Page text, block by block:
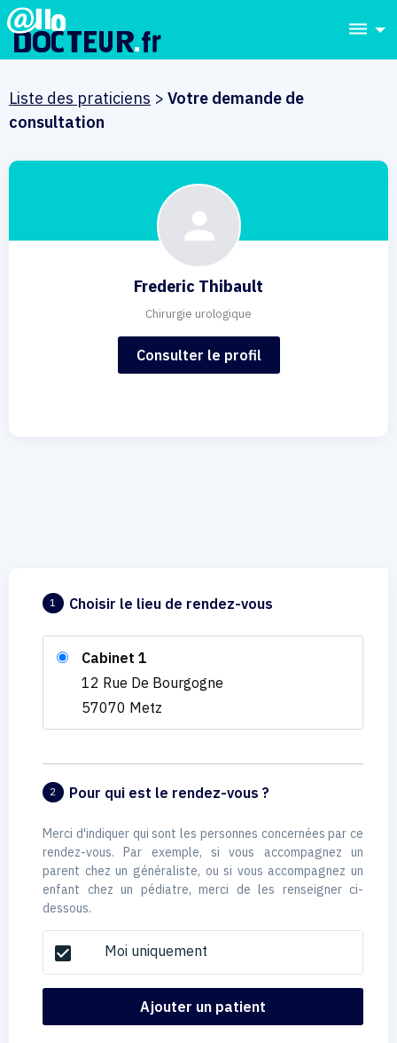
dehaze
Liste des praticiens > Votre demande de
consultation
Frederic Thibault
Chirurgie urologique
Consulter le profil
1 Choisir le lieu de rendez-vous
Cabinet 1
12 Rue De Bourgogne
57070 Metz
2 Pour qui est le rendez-vous ?
Merci d'indiquer qui sont les personnes concernées par ce
rendez-vous. Par exemple, si vous accompagnez un
parent chez un généraliste, ou si vous accompagnez un
enfant chez un pédiatre, merci de les renseigner ci-
dessous.
check_box Moi uniquement
Ajouter un patient